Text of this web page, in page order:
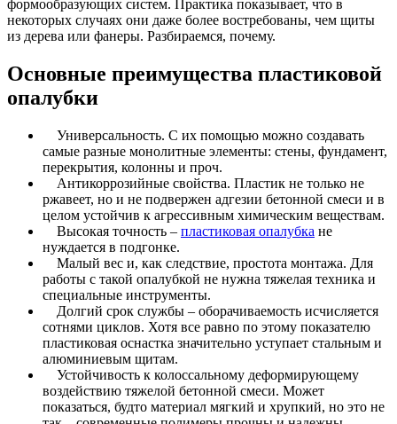
формообразующих систем. Практика показывает, что в
некоторых случаях они даже более востребованы, чем щиты
из дерева или фанеры. Разбираемся, почему.
Основные преимущества пластиковой
опалубки
Универсальность. С их помощью можно создавать
самые разные монолитные элементы: стены, фундамент,
перекрытия, колонны и проч.
Антикоррозийные свойства. Пластик не только не
ржавеет, но и не подвержен адгезии бетонной смеси и в
целом устойчив к агрессивным химическим веществам.
Высокая точность – пластиковая опалубка не
нуждается в подгонке.
Малый вес и, как следствие, простота монтажа. Для
работы с такой опалубкой не нужна тяжелая техника и
специальные инструменты.
Долгий срок службы – оборачиваемость исчисляется
сотнями циклов. Хотя все равно по этому показателю
пластиковая оснастка значительно уступает стальным и
алюминиевым щитам.
Устойчивость к колоссальному деформирующему
воздействию тяжелой бетонной смеси. Может
показаться, будто материал мягкий и хрупкий, но это не